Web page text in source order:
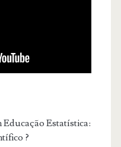
Estatística:
?